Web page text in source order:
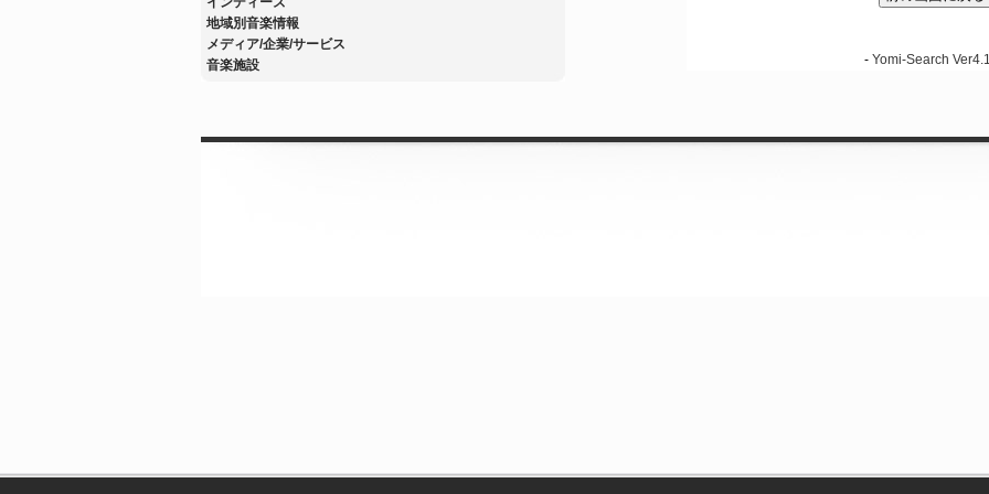
地域別音楽情報
メディア/企業/サービス
音楽施設
- Yomi-Search